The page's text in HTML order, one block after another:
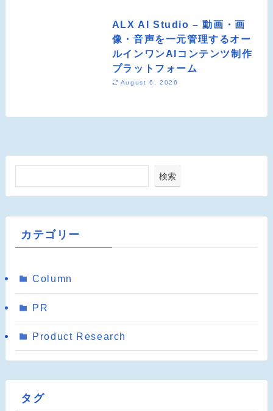
ALX AI Studio – 動画・画
像・音声を一元管理するオー
ルインワンAIコンテンツ制作
プラットフォーム
August 6, 2026
検索
カテゴリー
Column
PR
Product Research
タグ